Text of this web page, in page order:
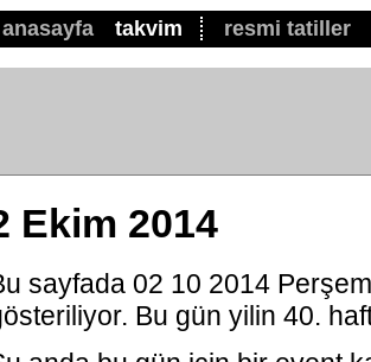
anasayfa takvim resmi tatiller
Ekim 2014
sayfada 02 10 2014
Bu gün yilin 40.